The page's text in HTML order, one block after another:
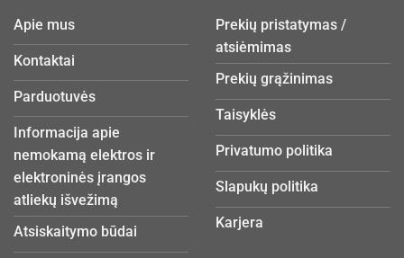
Apie mus
Kontaktai
Parduotuvės
Informacija apie
nemokamą elektros ir
elektroninės įrangos
atliekų išvežimą
Atsiskaitymo būdai
Prekių pristatymas /
atsiėmimas
Prekių grąžinimas
Taisyklės
Privatumo politika
Slapukų politika
Karjera